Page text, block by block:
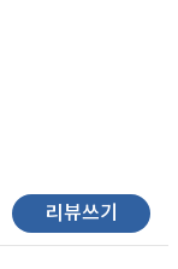
리뷰쓰기